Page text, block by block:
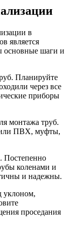
в
является
основные шаги и
Планируйте
через все
приборы
монтажа труб.
или ПВХ, муфты,
Постепенно
коленами и
и надежны.
уклоном,
проседания